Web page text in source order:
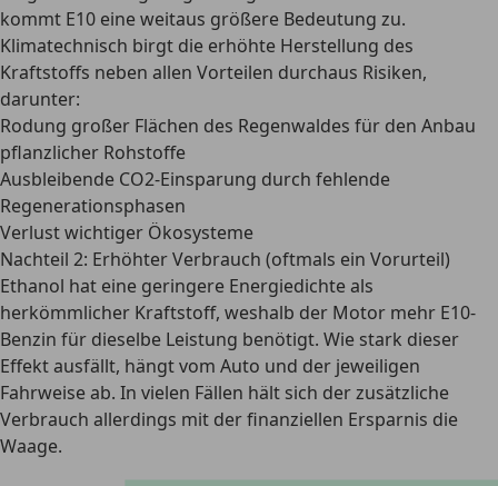
kommt E10 eine weitaus größere Bedeutung zu.
Klimatechnisch birgt die erhöhte Herstellung des
Kraftstoffs neben allen Vorteilen durchaus Risiken,
darunter:
Rodung großer Flächen des Regenwaldes für den Anbau
pflanzlicher Rohstoffe
Ausbleibende CO2-Einsparung durch fehlende
Regenerationsphasen
Verlust wichtiger Ökosysteme
Nachteil 2: Erhöhter Verbrauch (oftmals ein Vorurteil)
Ethanol hat eine geringere Energiedichte als
herkömmlicher Kraftstoff, weshalb der Motor mehr E10-
Benzin für dieselbe Leistung benötigt. Wie stark dieser
Effekt ausfällt, hängt vom Auto und der jeweiligen
Fahrweise ab. In vielen Fällen hält sich der zusätzliche
Verbrauch allerdings mit der finanziellen Ersparnis die
Waage.